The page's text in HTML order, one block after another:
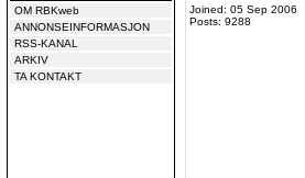
OM RBKweb
ANNONSEINFORMASJON
RSS-KANAL
ARKIV
TA KONTAKT
Joined: 05 Sep 2006
Posts: 9288